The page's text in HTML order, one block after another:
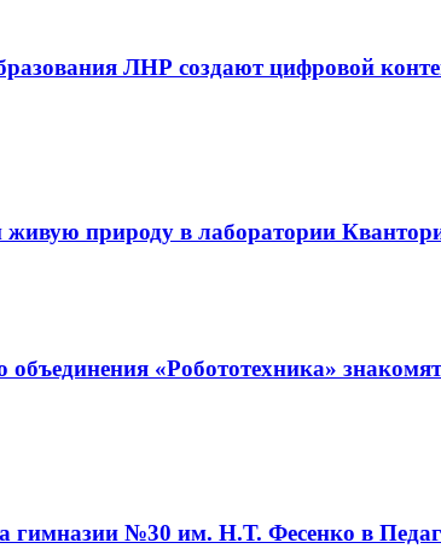
ЛНР создают цифровой
природу в лаборатории
«Робототехника»
гимназии №30 им. Н.Т. Фесенко в